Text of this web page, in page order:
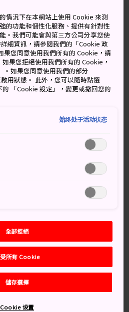
毒引起的疾病，透過接觸患者或
播的病毒傳播。病徵是發燒、
15～30％ 的感染者不會出現症
導致新生兒出現先天性聽力受
未接種過德國麻疹疫苗、只接
否接種過疫苗等、對於此疾病
接種德國麻疹疫苗。
：Fact Sheets，Rubella
（CDC）：CDC Yellow Book
心（CDC）：Rubella (German
情況下在本網站上使用 Cookie 來測
的功能和個性化服務、提供有針對性
。我們可能會與第三方公司分享您使
細資訊，請參閱我們的「Cookie 政
果您同意使用我們所有的 Cookie，請
果您拒絕使用我們所有的 Cookie，
。如果您同意使用我們的部分
用狀態。 此外，您可以隨時點選
的 「Cookie 設定」，變更或撤回您的
始终处于活动状态
全部拒絕
所有 Cookie
儲存選擇
Cookie 设置